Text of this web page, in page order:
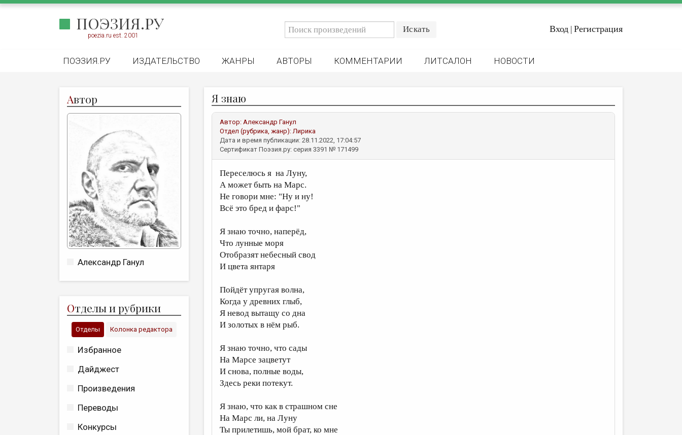
ПОЭЗИЯ.РУ
poezia.ru est. 2001
Вход | Регистрация
ПОЭЗИЯ.РУ ИЗДАТЕЛЬСТВО ЖАНРЫ АВТОРЫ КОММЕНТАРИИ ЛИТСАЛОН НОВОСТИ
Автор
Александр Ганул
Отделы и рубрики
Отделы Колонка редактора
Избранное
Дайджест
Произведения
Переводы
Конкурсы
Я знаю
Автор: Александр Ганул
Отдел (рубрика, жанр):Лирика
Дата и время публикации: 28.11.2022, 17:04:57
Сертификат Поэзия.ру: серия 3391 № 171499
Переселюсь я на Луну,
А может быть на Марс.
Не говори мне: "Ну и ну!
Всё это бред и фарс!"
Я знаю точно, наперёд,
Что лунные моря
Отобразят небесный свод
И цвета янтаря
Пойдёт упругая волна,
Когда у древних глыб,
Я невод вытащу со дна
И золотых в нём рыб.
Я знаю точно, что сады
На Марсе зацветут
И снова, полные воды,
Здесь реки потекут.
Я знаю, что как в страшном сне
На Марс ли, на Луну
Ты прилетишь, мой брат, ко мне